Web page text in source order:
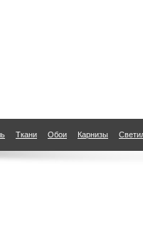
Ткани Обои Карнизы